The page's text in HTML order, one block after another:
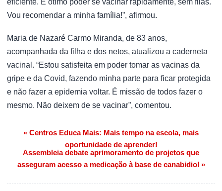
eficiente. É ótimo poder se vacinar rapidamente, sem filas.
Vou recomendar a minha família!”, afirmou.
Maria de Nazaré Carmo Miranda, de 83 anos,
acompanhada da filha e dos netos, atualizou a caderneta
vacinal. “Estou satisfeita em poder tomar as vacinas da
gripe e da Covid, fazendo minha parte para ficar protegida
e não fazer a epidemia voltar. É missão de todos fazer o
mesmo. Não deixem de se vacinar”, comentou.
Navegação de Post
« Centros Educa Mais: Mais tempo na escola, mais
oportunidade de aprender!
Assembleia debate aprimoramento de projetos que
asseguram acesso a medicação à base de canabidiol »